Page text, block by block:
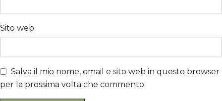
Sito web
Salva il mio nome, email e sito web in questo browser
per la prossima volta che commento.